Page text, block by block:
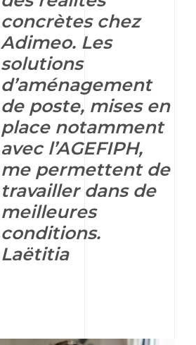
concrètes chez
Adimeo. Les
solutions
d’aménagement
de poste, mises en
place notamment
avec l’AGEFIPH,
me permettent de
travailler dans de
meilleures
conditions.
Laëtitia